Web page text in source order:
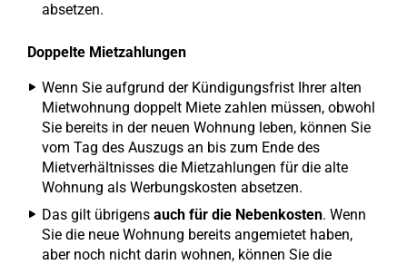
absetzen.
Doppelte Mietzahlungen
Wenn Sie aufgrund der Kündigungsfrist Ihrer alten
Mietwohnung doppelt Miete zahlen müssen, obwohl
Sie bereits in der neuen Wohnung leben, können Sie
vom Tag des Auszugs an bis zum Ende des
Mietverhältnisses die Mietzahlungen für die alte
Wohnung als Werbungskosten absetzen.
Das gilt übrigens auch für die Nebenkosten. Wenn
Sie die neue Wohnung bereits angemietet haben,
aber noch nicht darin wohnen, können Sie die